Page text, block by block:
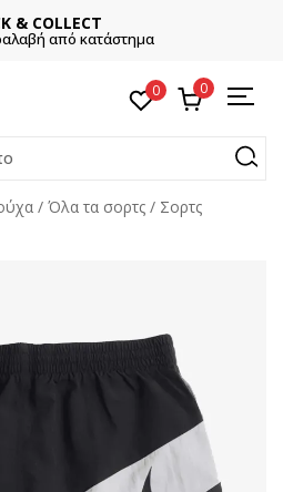
& COLLECT
από κατάστημα
0 0
Όλα τα σορτς
Σορτς